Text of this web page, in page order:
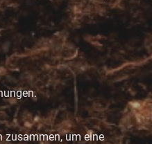
zusammen, um eine